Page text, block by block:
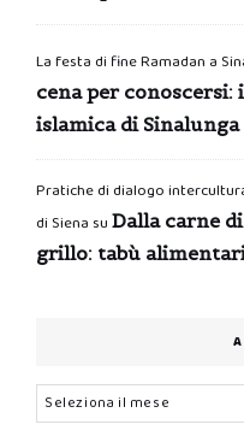
La festa di fine Ramadan a
cena per
islamica di Sinalunga
Pratiche di dialogo
di Siena su Dalla carne
grillo: tabù
Archivi